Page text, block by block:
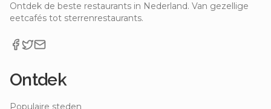
Ontdek de beste restaurants in Nederland. Van gezellige
eetcafés tot sterrenrestaurants.
Ontdek
Populaire steden